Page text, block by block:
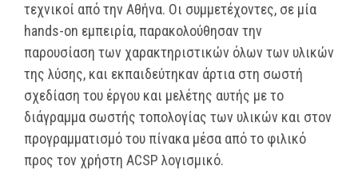
τεχνικοί από την Αθήνα. Οι συμμετέχοντες, σε μία
hands-on εμπειρία, παρακολούθησαν την
παρουσίαση των χαρακτηριστικών όλων των υλικών
της λύσης, και εκπαιδεύτηκαν άρτια στη σωστή
σχεδίαση του έργου και μελέτης αυτής με το
διάγραμμα σωστής τοπολογίας των υλικών και στον
προγραμματισμό του πίνακα μέσα από το φιλικό
προς τον χρήστη ACSP λογισμικό.